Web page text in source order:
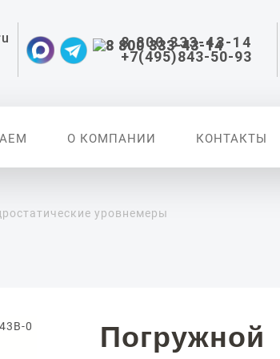
8 800 333-43-14
+7(495)843-50-93
О КОМПАНИИ КОНТАКТЫ
уровнемеры
0
Погружной